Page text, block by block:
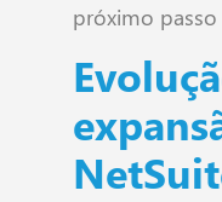
próximo